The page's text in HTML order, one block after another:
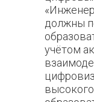
должны
учётом